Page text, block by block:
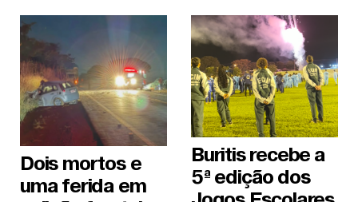
Dois mortos e
uma ferida em
Buritis recebe a
5ª edição dos